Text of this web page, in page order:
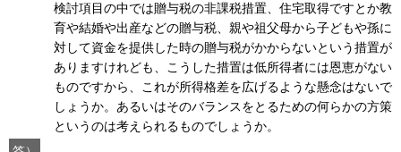
検討項目の中では贈与税の非課税措置、住宅取得ですとか教
育や結婚や出産などの贈与税、親や祖父母から子どもや孫に
対して資金を提供した時の贈与税がかからないという措置が
ありますけれども、こうした措置は低所得者には恩恵がない
ものですから、これが所得格差を広げるような懸念はないで
しょうか。あるいはそのバランスをとるための何らかの方策
というのは考えられるものでしょうか。